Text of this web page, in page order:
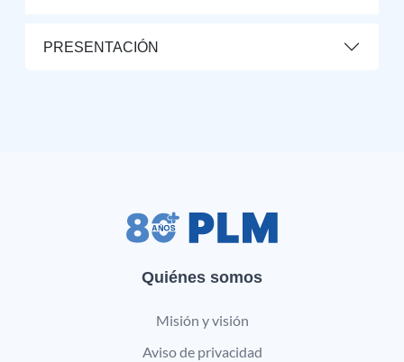
PRESENTACIÓN
Quiénes somos
Misión y visión
Aviso de privacidad